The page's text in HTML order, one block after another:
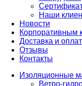
Наши
Новости
Корпоративным
Доставка и
Отзывы
Контакты
Изоляционные
Ветро-